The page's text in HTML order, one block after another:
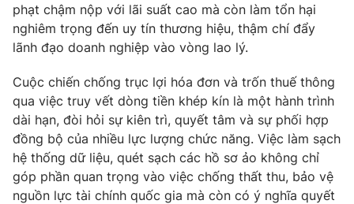
phạt chậm nộp với lãi suất cao mà còn làm tổn hại
nghiêm trọng đến uy tín thương hiệu, thậm chí đẩy
lãnh đạo doanh nghiệp vào vòng lao lý.
Cuộc chiến chống trục lợi hóa đơn và trốn thuế thông
qua việc truy vết dòng tiền khép kín là một hành trình
dài hạn, đòi hỏi sự kiên trì, quyết tâm và sự phối hợp
đồng bộ của nhiều lực lượng chức năng. Việc làm sạch
hệ thống dữ liệu, quét sạch các hồ sơ ảo không chỉ
góp phần quan trọng vào việc chống thất thu, bảo vệ
nguồn lực tài chính quốc gia mà còn có ý nghĩa quyết